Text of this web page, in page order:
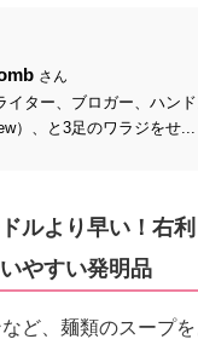
さん
イター、ブロガー、ハン
）、と3足のワラジをせ...
ドルより早い！右
やすい発明品
ど、麺類のスープ